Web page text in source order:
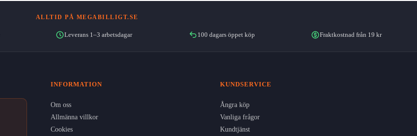
ALLTID PÅ MEGABILLIGT.SE
Leverans 1–3 arbetsdagar 100 dagars öppet köp Fraktkostnad från 19 kr
INFORMATION
Om oss
Allmänna villkor
Cookies
KUNDSERVICE
Ångra köp
Vanliga frågor
Kundtjänst